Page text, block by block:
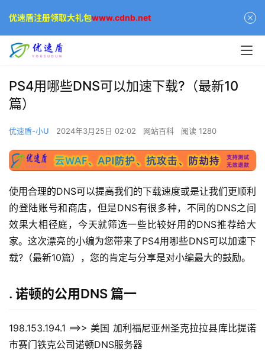
PS4用哪些DNS可以加速下载?（最新10
篇）
优速盾-小U 2024年3月25日 02:02 网站百科 阅读 1280
使用合理的DNS可以提高我们的下载速度或是让我们更顺利
的登陆账号和商店，但是DNS有很多种，不同的DNS之间
效果大相径庭，今天就筛选一些比较好用的DNS推荐给大
家。这次漂亮的小编为您带来了PS4用哪些DNS可以加速下
载?（最新10篇），您的肯定与分享是对小编最大的鼓励。
. 诺顿的公用DNS 篇一
198.153.194.1 ==>> 美国 加利福尼亚州圣克拉拉县库比提诺
市赛门铁克公司诺顿DNS服务器
优速盾注册领取大礼包www.cdnb.net